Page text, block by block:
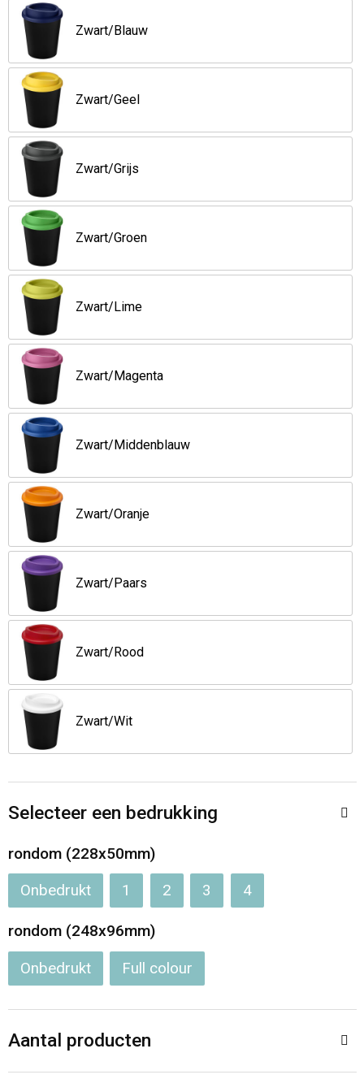
Opvouwbare tassen
Waterbestendige tassen
Bowlingtassen
Strandtassen
Katoenen draagtassen
Rugzakken
Zwart/Blauw
Zwart/Geel
Zwart/Grijs
Zwart/Groen
Zwart/Lime
Zwart/Magenta
Zwart/Middenblauw
Zwart/Oranje
Zwart/Paars
Zwart/Rood
Zwart/Wit
Selecteer een bedrukking
rondom (228x50mm)
Onbedrukt 1 2 3 4
rondom (248x96mm)
Onbedrukt Full colour
Aantal producten